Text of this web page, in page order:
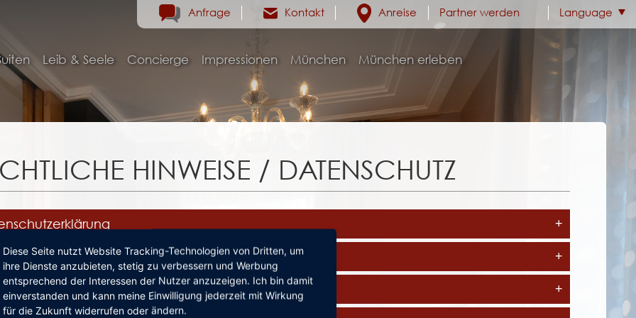
Leib & Seele Concierge Impressionen München München erleben
Anfrage Kontakt Anreise Partner werden Language
HINWEISE / DATENSCHUTZ
+
erklären wir Ihnen, wie wir mit Ihren persönlichen Daten umgehen.
ZUM VERANTWORTLICHEN
im Sinne der Datenschutzgesetze, insbesondere der EU-Datenschutzgrundverordnung (DSGVO), ist:
TORBRÄU GMBH & CO. KG
zu Phishing E-Mails +
ZU PHISHING-E-MAILS +
des Onlineangebotes
Diese Seite nutzt Website Tracking-Technologien von Dritten, um
ihre Dienste anzubieten, stetig zu verbessern und Werbung
entsprechend der Interessen der Nutzer anzuzeigen. Ich bin damit
einverstanden und kann meine Einwilligung jederzeit mit Wirkung
für die Zukunft widerrufen oder ändern.